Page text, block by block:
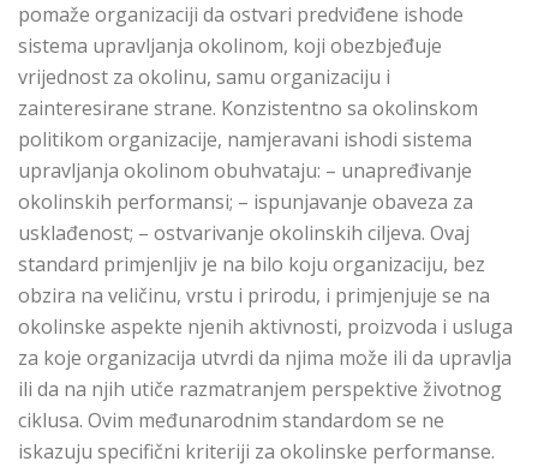
pomaže organizaciji da ostvari predviđene ishode
sistema upravljanja okolinom, koji obezbjeđuje
vrijednost za okolinu, samu organizaciju i
zainteresirane strane. Konzistentno sa okolinskom
politikom organizacije, namjeravani ishodi sistema
upravljanja okolinom obuhvataju: – unapređivanje
okolinskih performansi; – ispunjavanje obaveza za
usklađenost; – ostvarivanje okolinskih cilјeva. Ovaj
standard primjenlјiv je na bilo koju organizaciju, bez
obzira na veličinu, vrstu i prirodu, i primjenjuje se na
okolinske aspekte njenih aktivnosti, proizvoda i usluga
za koje organizacija utvrdi da njima može ili da upravlјa
ili da na njih utiče razmatranjem perspektive životnog
ciklusa. Ovim međunarodnim standardom se ne
iskazuju specifični kriteriji za okolinske performanse.